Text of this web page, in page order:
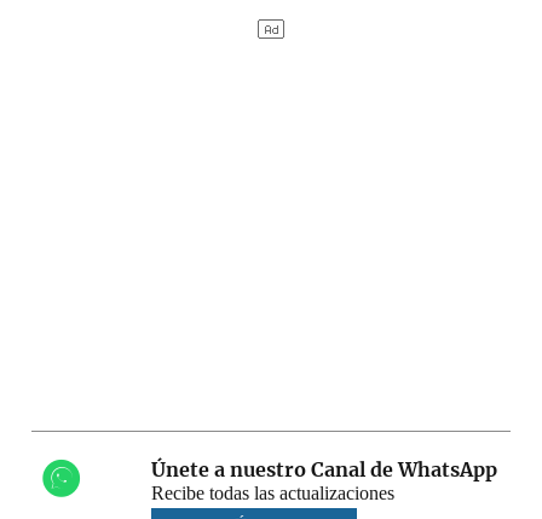
Únete a nuestro Canal de WhatsApp
Recibe todas las actualizaciones